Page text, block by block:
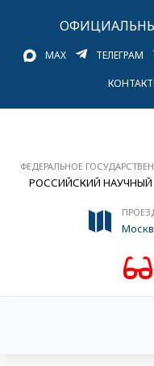
MAX ТЕЛЕГРАМ
ФЕДЕРАЛЬНОЕ
РОССИЙСКИЙ